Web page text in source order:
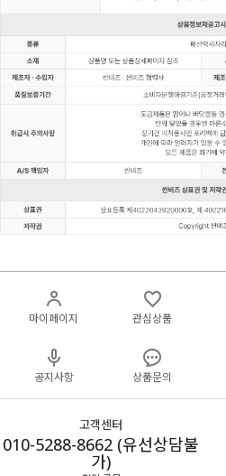
마이페이지 관심상품
공지사항 상품문의
고객센터
010-5288-8662 (유선상담불
가)